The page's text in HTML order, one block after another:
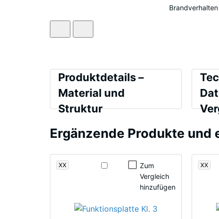
Produktdetails
Material
Struktur
Produktdetails –
Material und
Struktur
Farbe
Grauer
Granit
entsteht
Stoß-,
Ergänzende Produkte und
Zum
Vergleich
hinzufügen
XX XX